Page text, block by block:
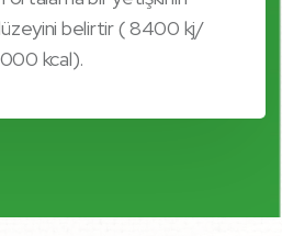
belirtir ( 8400 kj/
kcal).